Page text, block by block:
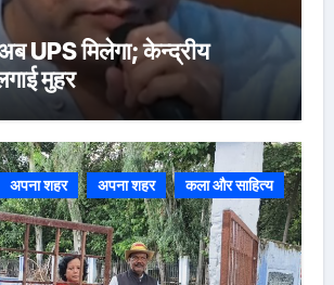
UPS मिलेगा; केन्द्रीय
मुहर
अपना शहर अपना शहर
कला और साहित्य